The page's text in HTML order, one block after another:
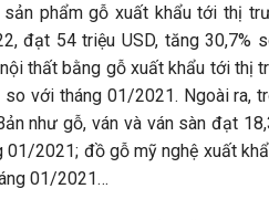
phẩm gỗ xuất khẩu tới thị
đạt 54 triệu USD, tăng
thất bằng gỗ xuất khẩu tới thị
với tháng 01/2021. Ngoài ra,
như gỗ, ván và ván sàn đạt
2021; đồ gỗ mỹ nghệ xuất
01/2021…